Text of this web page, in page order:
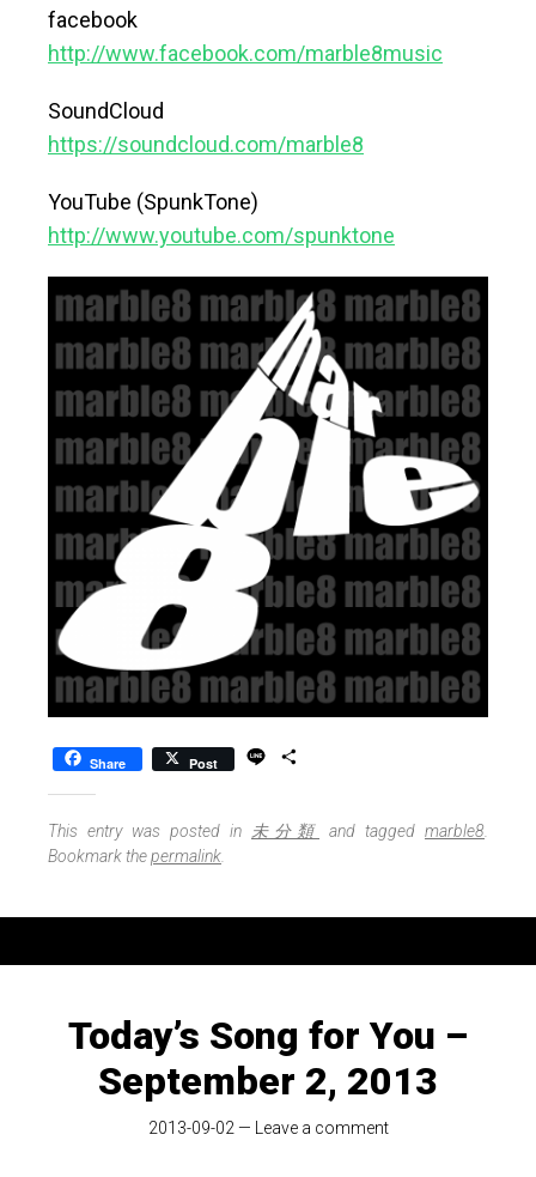
facebook
http://www.facebook.com/marble8music
SoundCloud
https://soundcloud.com/marble8
YouTube (SpunkTone)
http://www.youtube.com/spunktone
Share Post
e
r
This entry was posted in 未分類 and tagged marble8
Bookmark thepermalink
Today’s Song for You –
September 2, 2013
2013-09-02 — Leave a comment